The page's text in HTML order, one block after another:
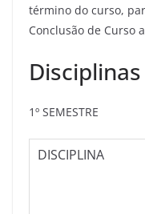
término do curso,
Conclusão de Curso
Disciplinas
1º SEMESTRE